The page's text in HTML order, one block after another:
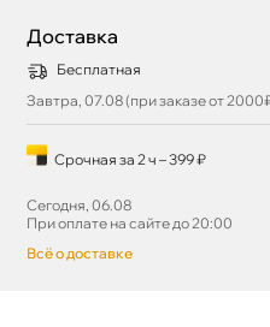
Доставка
Бесплатная
Завтра, 07.08 (при заказе от
Срочная за 2 ч – 399 ₽
Сегодня, 06.08
При оплате на сайте до 20:00
сё о доставке